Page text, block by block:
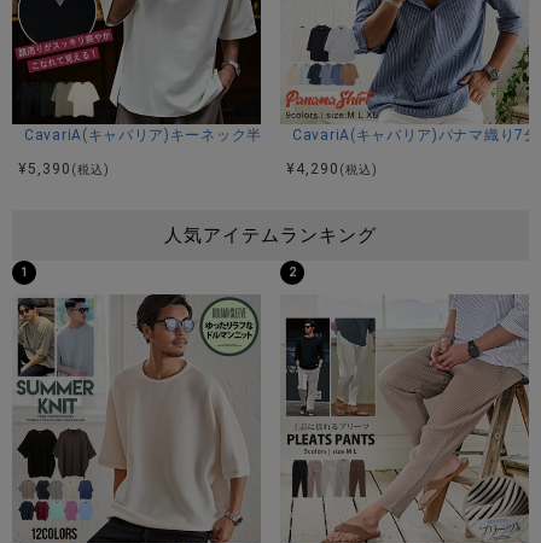
CavariA(キャバリア)キーネック半袖Tシャツ/全4色
¥ 5,390 (税込)
CavariA(キャバリア)パナマ織り7
¥ 4,290 (税込)
人気アイテムランキング
1 2